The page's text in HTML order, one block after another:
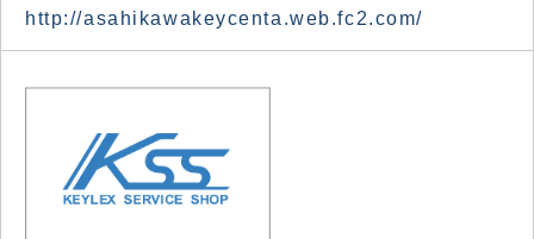
http://asahikawakeycenta.web.fc2.com/